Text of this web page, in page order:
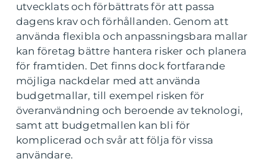
utvecklats och förbättrats för att passa
dagens krav och förhållanden. Genom att
använda flexibla och anpassningsbara mallar
kan företag bättre hantera risker och planera
för framtiden. Det finns dock fortfarande
möjliga nackdelar med att använda
budgetmallar, till exempel risken för
överanvändning och beroende av teknologi,
samt att budgetmallen kan bli för
komplicerad och svår att följa för vissa
användare.